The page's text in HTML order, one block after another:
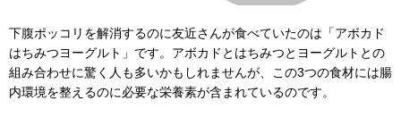
下腹ポッコリを解消するのに友近さんが食べていたのは「アボカド
はちみつヨーグルト」です。アボカドとはちみつとヨーグルトとの
組み合わせに驚く人も多いかもしれませんが、この3つの食材には腸
内環境を整えるのに必要な栄養素が含まれているのです。